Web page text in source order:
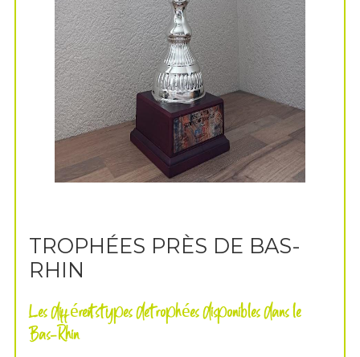
TROPHÉES PRÈS DE BAS-
RHIN
Les différents types de trophées disponibles dans le
Bas-Rhin